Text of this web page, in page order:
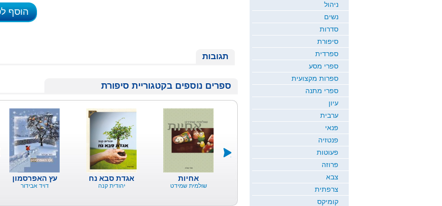
הוסף
תגובות
ספרים נוספים בקטגוריית סיפורת
עץ האפרסמון
דויד אבידור
אגדת סבא נח
יהודית קנה
אחיות
שולמית שמידט
טמיר עין יה
במדרגות
החיים
דני ריטמן
ניהול
נשים
סדרות
סיפורת
ספרדית
ספרי מסע
ספרות מקצועית
ספרי מתנה
עיון
ערבית
פנאי
פנטזיה
פעוטות
פרוזה
צבא
צרפתית
קומיקס